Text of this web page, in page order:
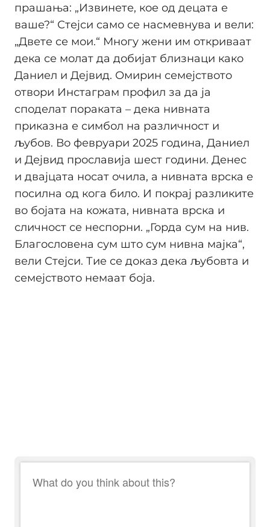
прашања: „Извинете, кое од децата е
ваше?“ Стејси само се насмевнува и вели:
„Двете се мои.“ Многу жени им откриваат
дека се молат да добијат близнаци како
Даниел и Дејвид. Омирин семејството
отвори Инстаграм профил за да ја
споделат пораката – дека нивната
приказна е симбол на различност и
љубов. Во февруари 2025 година, Даниел
и Дејвид прославија шест години. Денес
и двајцата носат очила, а нивната врска е
посилна од кога било. И покрај разликите
во бојата на кожата, нивната врска и
сличност се неспорни. „Горда сум на нив.
Благословена сум што сум нивна мајка“,
вели Стејси. Тие се доказ дека љубовта и
семејството немаат боја.